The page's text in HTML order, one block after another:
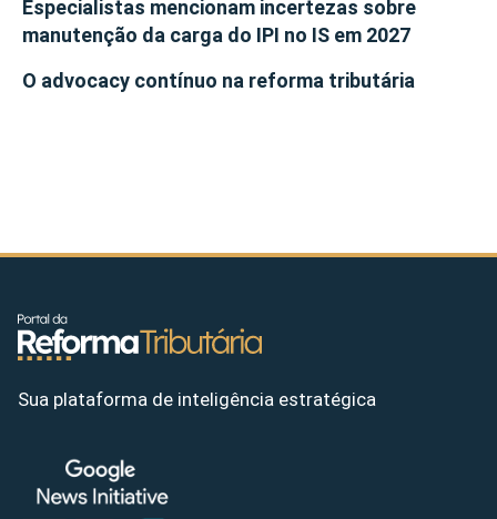
Especialistas mencionam incertezas sobre
manutenção da carga do IPI no IS em 2027
O advocacy contínuo na reforma tributária
Sua plataforma de inteligência estratégica